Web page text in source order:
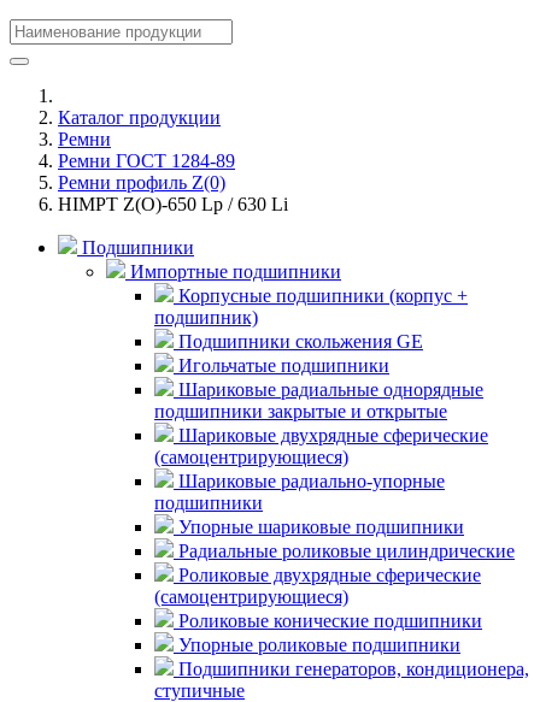
Каталог продукции
Ремни
Ремни ГОСТ 1284-89
Ремни профиль Z(0)
HIMPT Z(O)-650 Lp / 630 Li
Подшипники
Импортные подшипники
Корпусные подшипники (корпус +
подшипник)
Подшипники скольжения GE
Игольчатые подшипники
Шариковые радиальные однорядные
подшипники закрытые и открытые
Шариковые двухрядные сферические
(самоцентрирующиеся)
Шариковые радиально-упорные
подшипники
Упорные шариковые подшипники
Радиальные роликовые цилиндрические
Роликовые двухрядные сферические
(самоцентрирующиеся)
Роликовые конические подшипники
Упорные роликовые подшипники
Подшипники генераторов, кондиционера,
ступичные